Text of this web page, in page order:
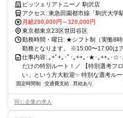
日以上の連休もOK⭐️自由度高く働ける♪
ピッツェリアトニーノ 駒沢店
アクセス: 東急⽥園都市線「駒沢
月給280,000円～320,000円
東京都東京23区世田谷区
勤務時間・曜日: ★シフト制（実働8
勤務となります。 ※15:00〜17:00は
仕事内容: ｡+ﾟ+｡･ﾟ･｡++｡･★･｡++｡･☆
だけの特別ルート！／ 【特別選考フ
い」という方大歓迎✨️ 特別な選考ル
固定時間制 交通費支給 昇給あり
同じ企業の求人